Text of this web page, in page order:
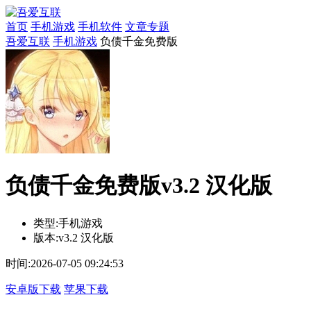
首页 手机游戏 手机软件 文章专题
吾爱互联 手机游戏 负债千金免费版
负债千金免费版v3.2 汉化版
类型:手机游戏
版本:v3.2 汉化版
时间:2026-07-05 09:24:53
安卓版下载 苹果下载